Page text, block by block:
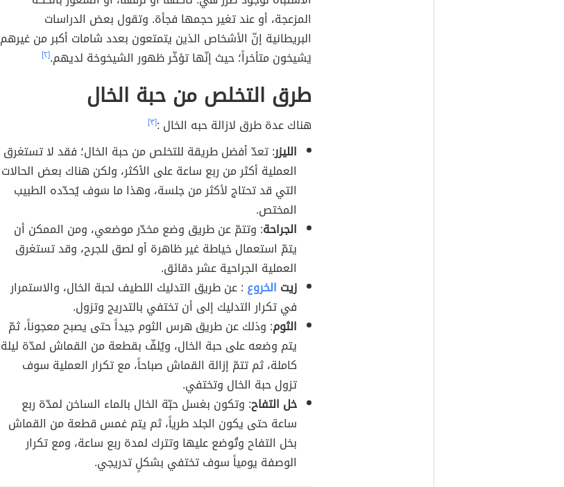
المزعجة، أو عند تغير حجمها فجأة. وتقول بعض الدراسات
البريطانية إنّ الأشخاص الذين يتمتعون بعدد شامات أكبر من غيرهم
يَشيخون متأخراً؛ حيث إنّها تؤخّر ظهور الشيخوخة لديهم.[٢]
طرق التخلص من حبة الخال
هناك عدة طرق لازالة حبه الخال :[٣]
الليزر: تعدّ أفضل طريقة للتخلص من حبة الخال؛ فقد لا تستغرق
العملية أكثر من ربع ساعة على الأكثر، ولكن هناك بعض الحالات
التي قد تحتاج لأكثر من جلسة، وهذا ما سَوف يُحدّده الطبيب
المختص.
الجراحة: وتتمّ عن طريق وضع مخدّر موضعي، ومن الممكن أن
يتمّ استعمال خياطة غير ظاهرة أو لصق للجرح، وقد تستغرق
العملية الجراحية عشر دقائق.
زيت الخروع : عن طريق التدليك اللطيف لحبة الخال، والاستمرار
في تكرار التدليك إلى أن تختفي بالتدريج وتزول.
الثوم: وذلك عن طريق هرس الثوم جيداً حتى يصبح معجوناً، ثمّ
يتم وضعه على حبة الخال، ويُلفّ بقطعة من القماش لمدّة ليلة
كاملة، ثم تتمّ إزالة القماش صباحاً، مع تكرار العملية سوف
تزول حبة الخال وتختفي.
خل التفاح: وتكون بغسل حبّة الخال بالماء الساخن لمدّة ربع
ساعة حتى يكون الجلد طرياً، ثم يتم غمس قطعة من القماش
بخل التفاح وتُوضع عليها وتترك لمدة ربع ساعة، ومع تكرار
الوصفة يومياً سوف تختفي بشكلٍ تدريجي.